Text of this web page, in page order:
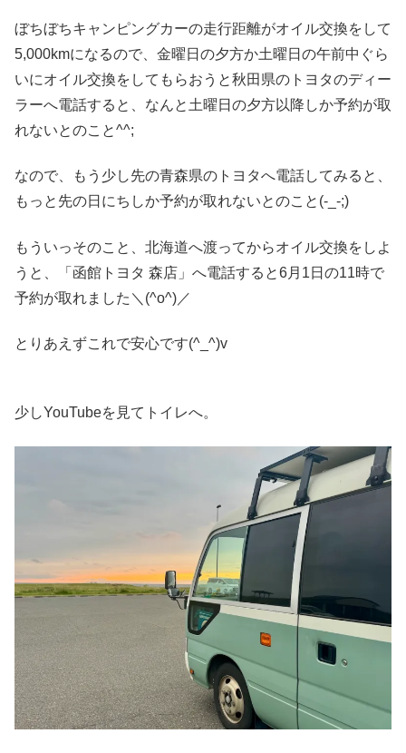
ぼちぼちキャンピングカーの走行距離がオイル交換をして
5,000kmになるので、金曜日の夕方か土曜日の午前中ぐら
いにオイル交換をしてもらおうと秋田県のトヨタのディー
ラーへ電話すると、なんと土曜日の夕方以降しか予約が取
れないとのこと^^;
なので、もう少し先の青森県のトヨタへ電話してみると、
もっと先の日にちしか予約が取れないとのこと(-_-;)
もういっそのこと、北海道へ渡ってからオイル交換をしよ
うと、「函館トヨタ 森店」へ電話すると6月1日の11時で
予約が取れました＼(^o^)／
とりあえずこれで安心です(^_^)v
少しYouTubeを見てトイレへ。